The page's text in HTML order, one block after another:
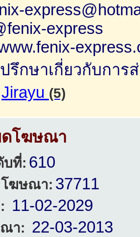
express
รึกษาเกี่ยวกับการ
Jirayu (5)
ดโฆษณา
ที่: 610
ฆษณา: 37711
11-02-2029
า: 22-03-2013